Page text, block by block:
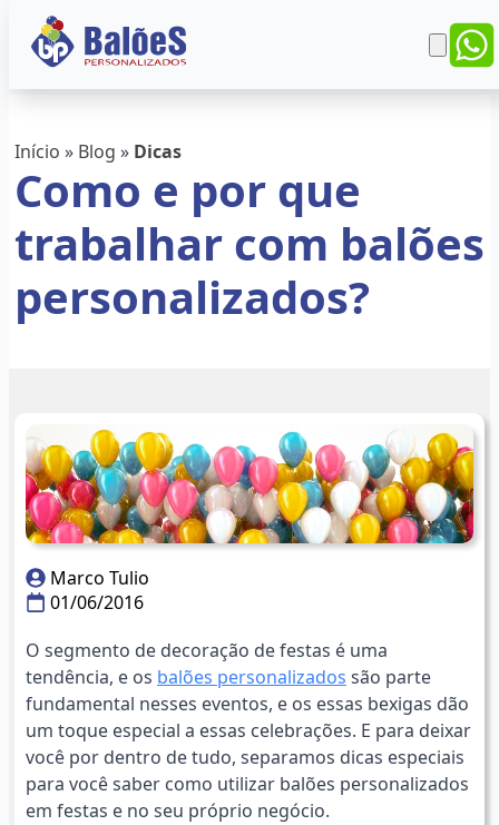
Início » Blog » Dicas
Como e por que
trabalhar com balões
personalizados?
Marco Tulio
01/06/2016
O segmento de decoração de festas é uma
tendência, e os balões personalizados são parte
fundamental nesses eventos, e os essas bexigas dão
um toque especial a essas celebrações. E para deixar
você por dentro de tudo, separamos dicas especiais
para você saber como utilizar balões personalizados
em festas e no seu próprio negócio.